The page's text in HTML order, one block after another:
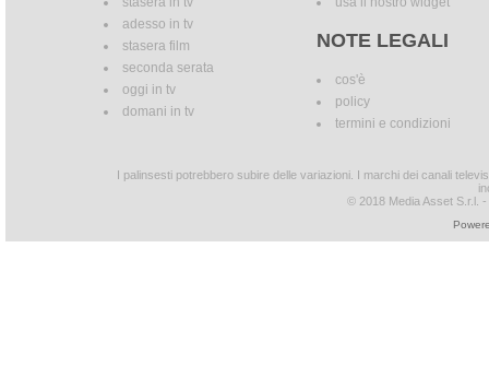
adesso in tv
stasera film
seconda serata
oggi in tv
domani in tv
NOTE LEGALI
cos'è
policy
termini e condizioni
I palinsesti potrebbero subire delle variazioni. I marchi dei canali
© 2018 Media Asset S.r.l.